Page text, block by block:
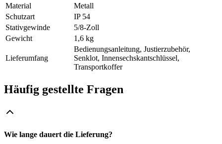
Material
Metall
Schutzart
IP 54
Stativgewinde
5/8-Zoll
Gewicht
1,6 kg
Lieferumfang
Bedienungsanleitung, Justierzubehör,
Senklot, Innensechskantschlüssel,
Transportkoffer
Häufig gestellte Fragen
Wie lange dauert die Lieferung?